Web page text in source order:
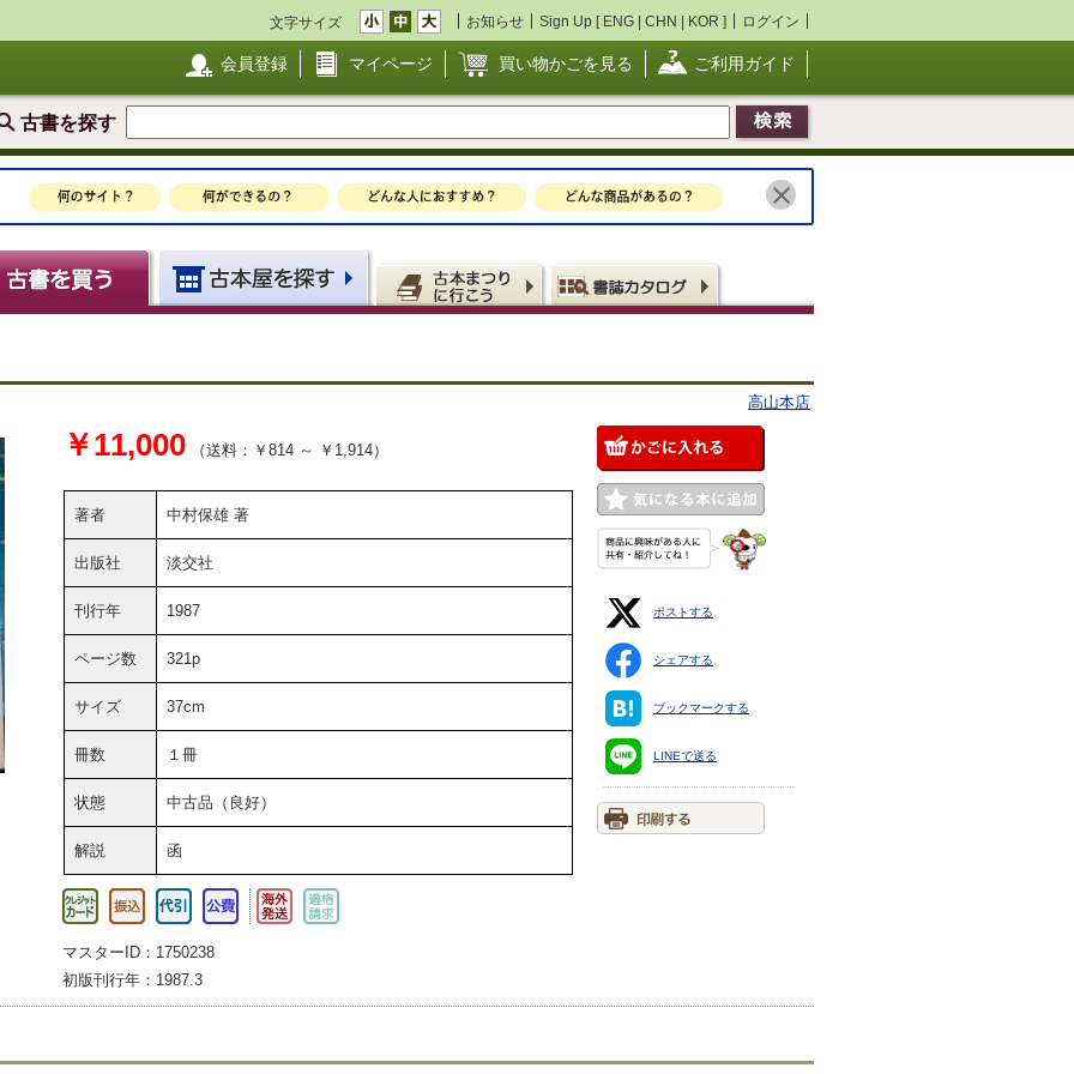
文字サイズ お知らせ Sign Up [ ENG | CHN | KOR ] ログイン
会員登録 マイページ 買い物かごを見る ご利用ガイド
古書を探す
高山本店
￥11,000 （送料：￥814 ～ ￥1,914）
著者 中村保雄 著
出版社 淡交社
刊行年 1987
ページ数 321p
サイズ 37cm
冊数 １冊
状態 中古品（良好）
解説 函
マスターID：1750238
初版刊行年：1987.3
ポストする
シェアする
ブックマークする
LINEで送る